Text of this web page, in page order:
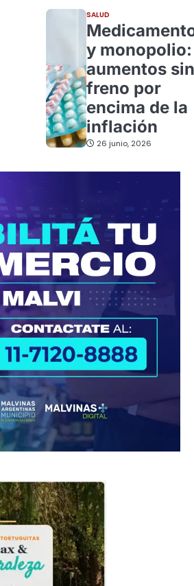
SALUD
y monopolio:
aumentos sin
freno por
encima de la
inflación
26 junio, 2026